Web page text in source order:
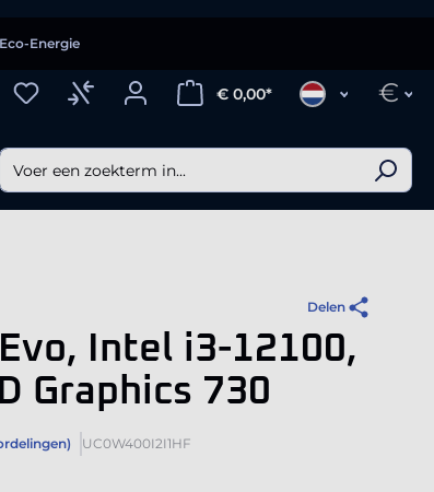
Energie
€ 0,00* €
Delen
Intel i3-12100,
Graphics 730
UC0W400I2I1HF